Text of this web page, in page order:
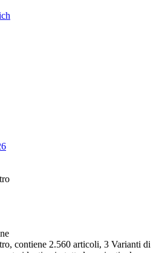
contiene 2.560 articoli, 3 Varianti di